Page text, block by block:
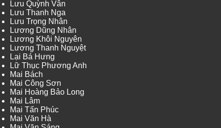
Lưu Quỳnh Vân
Lưu Thanh Nga
Lưu Trọng Nhân
Lương Dũng Nhân
Lương Khôi Nguyên
Lương Thanh Nguyệt
Lại Bá Hưng
Lữ Thục Phương Anh
Mai Bách
Mai Công Sơn
Mai Hoàng Bảo Long
Mai Lâm
Mai Tấn Phúc
Mai Văn Hà